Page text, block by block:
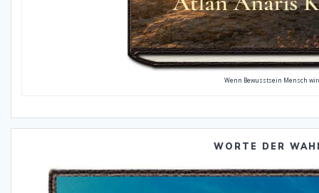
Wenn Bewusstsein Mensch
WORTE DER